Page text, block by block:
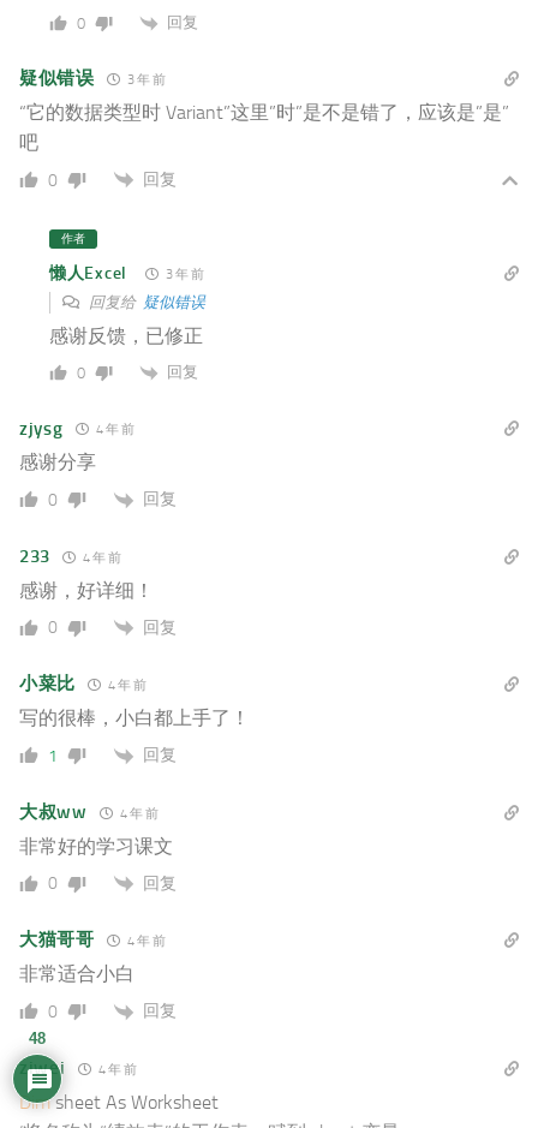
0 回复
疑似错误 3 年 前
“它的数据类型时 Variant”这里”时”是不是错了，应该是”是”
吧
0 回复
作者
懒人Excel 3 年 前
回复给 疑似错误
感谢反馈，已修正
0 回复
zjysg 4 年 前
感谢分享
0 回复
233 4 年 前
感谢，好详细！
0 回复
小菜比 4 年 前
写的很棒，小白都上手了！
1 回复
大叔ww 4 年 前
非常好的学习课文
0 回复
大猫哥哥 4 年 前
非常适合小白
0 回复
ziwei 4 年 前
Dimsheet As Worksheet
48